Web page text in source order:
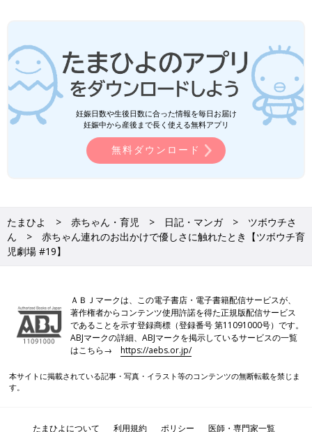
妊娠日数や生後日数に合った情報を毎日お届け
妊娠中から産後まで長く使える無料アプリ
無料ダウンロード
たまひよ 赤ちゃん・育児 日記・マンガ
ツボウチさ
ん
赤ちゃん連れのお出かけで優しさに触れたとき【ツボウチ育
児劇場 #19】
ＡＢＪマークは、この電子書店・電子書籍配信サービスが、
著作権者からコンテンツ使用許諾を得た正規版配信サービス
であることを示す登録商標（登録番号 第11091000号）です。
ABJマークの詳細、ABJマークを掲示しているサービスの一覧
はこちら→https://aebs.or.jp/
本サイトに掲載されている記事・写真・イラスト等のコンテンツの無断転載を禁じま
す。
たまひよについて 利用規約 ポリシー 医師・専門家一覧